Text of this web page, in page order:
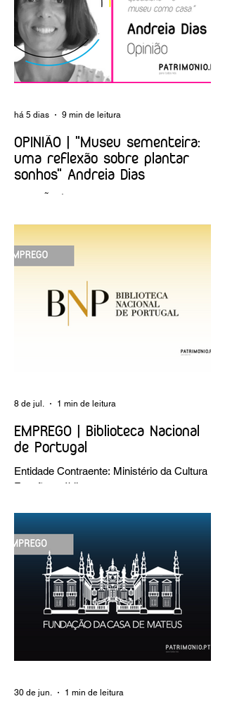
OPINIÃO | "Museu sementeira:
uma reflexão sobre plantar
sonhos" Andreia Dias
OPINIÃO | "Museu sementeira: uma
Dias
há 5 dias 9 min de leitura
EMPREGO | Biblioteca Nacional
de Portugal
Entidade Contraente: Ministério da Cultura
Funções públicas por tempo
trabalho: execução de intervenções de
conservação e restauro; restauro de
encadernação antiga e/ou corrente;
realização de acondicionamentos para as
espécies bibliográficas intervencionadas;
execução dos programas de conservação
preventiva; produção de fichas de
8 de jul. 1 min de leitura
30 de jun. 1 min de leitura